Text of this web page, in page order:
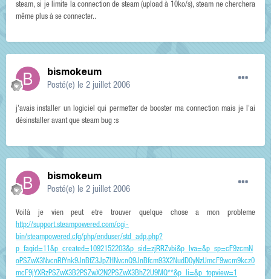
steam, si je limite la connection de steam (upload à 10ko/s), steam ne cherchera
même plus à se connecter..
bismokeum
Posté(e) le 2 juillet 2006
j'avais installer un logiciel qui permetter de booster ma connection mais je l'ai
désinstaller avant que steam bug :s
bismokeum
Posté(e) le 2 juillet 2006
Voilà je vien peut etre trouver quelque chose a mon probleme
http://support.steampowered.com/cgi-
bin/steampowered.cfg/php/enduser/std_adp.php?
p_faqid=11&p_created=1092152203&p_sid=zjRRZvbi&p_lva=&p_sp=cF9zcmN
oPSZwX3NvcnRfYnk9JnBfZ3JpZHNvcnQ9JnBfcm93X2NudD0yNzUmcF9wcm9kcz0
mcF9jYXRzPSZwX3B2PSZwX2N2PSZwX3BhZ2U9MQ**&p_li=&p_topview=1